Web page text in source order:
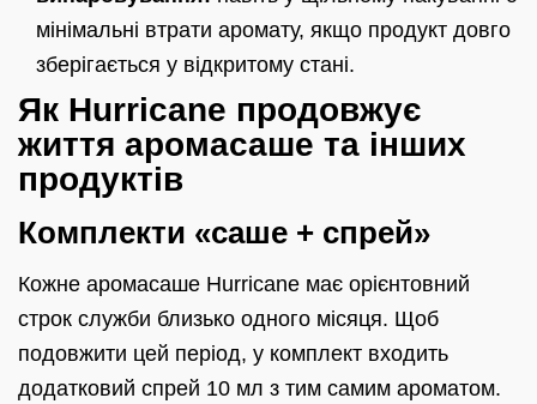
мінімальні втрати аромату, якщо продукт довго
зберігається у відкритому стані.
Як Hurricane продовжує
життя аромасаше та інших
продуктів
Комплекти «саше + спрей»
Кожне аромасаше Hurricane має орієнтовний
строк служби близько одного місяця. Щоб
подовжити цей період, у комплект входить
додатковий спрей 10 мл з тим самим ароматом.